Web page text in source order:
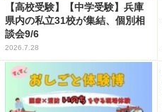
【高校受験】【中学受験】兵庫
県内の私立31校が集結、個別相
談会9/6
2026.7.28